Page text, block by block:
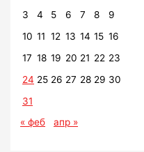
3
4 5 6 7 8
9
10 11 12 13 14 15 16
17 18 19 20 21 22 23
24 25 26 27 28 29 30
31
« феб
апр »